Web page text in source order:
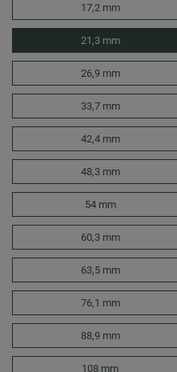
17,2 mm
21,3 mm
26,9 mm
33,7 mm
42,4 mm
48,3 mm
54 mm
60,3 mm
63,5 mm
76,1 mm
88,9 mm
108 mm